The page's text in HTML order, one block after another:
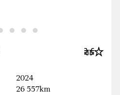
2024
26 557km